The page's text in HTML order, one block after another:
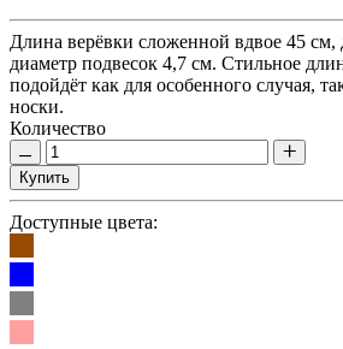
Длина верёвки сложенной вдвое 45 см,
диаметр подвесок 4,7 см. Стильное
подойдёт как для особенного случая,
носки.
Количество
Купить
Доступные цвета: